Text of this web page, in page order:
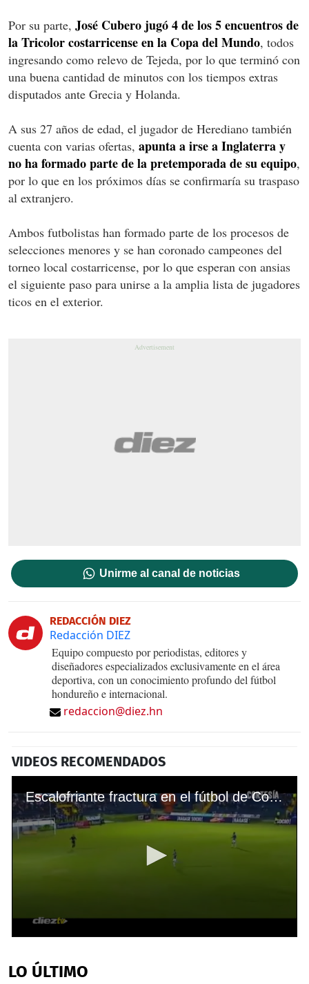
Por su parte, José Cubero jugó 4 de los 5 encuentros de
la Tricolor costarricense en la Copa del Mundo, todos
ingresando como relevo de Tejeda, por lo que terminó con
una buena cantidad de minutos con los tiempos extras
disputados ante Grecia y Holanda.
A sus 27 años de edad, el jugador de Herediano también
cuenta con varias ofertas, apunta a irse a Inglaterra y
no ha formado parte de la pretemporada de su equipo,
por lo que en los próximos días se confirmaría su traspaso
al extranjero.
Ambos futbolistas han formado parte de los procesos de
selecciones menores y se han coronado campeones del
torneo local costarricense, por lo que esperan con ansias
el siguiente paso para unirse a la amplia lista de jugadores
ticos en el exterior.
Unirme al canal de noticias
REDACCIÓN DIEZ
Redacción DIEZ
Equipo compuesto por periodistas, editores y
diseñadores especializados exclusivamente en el área
deportiva, con un conocimiento profundo del fútbol
hondureño e internacional.
redaccion@diez.hn
VIDEOS RECOMENDADOS
Escalofriante fractura en el fútbol de Costa Rica
of
56
LO ÚLTIMO